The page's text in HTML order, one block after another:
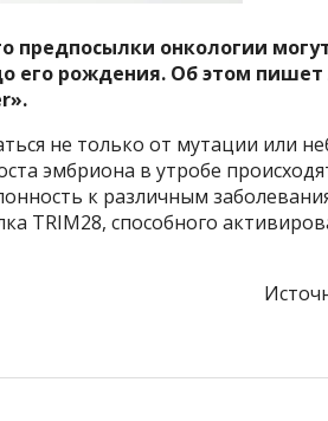
предпосылки онкологии
его рождения. Об этом пишет
не только от мутации или
эмбриона в утробе
к различным
TRIM28, способного